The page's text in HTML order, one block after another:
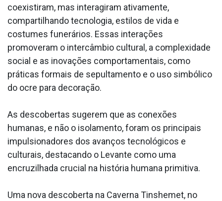
coexistiram, mas interagiram ativamente,
compartilhando tecnologia, estilos de vida e
costumes funerários. Essas interações
promoveram o intercâmbio cultural, a complexidade
social e as inovações comportamentais, como
práticas formais de sepultamento e o uso simbólico
do ocre para decoração.
As descobertas sugerem que as conexões
humanas, e não o isolamento, foram os principais
impulsionadores dos avanços tecnológicos e
culturais, destacando o Levante como uma
encruzilhada crucial na história humana primitiva.
Uma nova descoberta na Caverna Tinshemet, no